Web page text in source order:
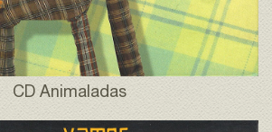
CD Animaladas